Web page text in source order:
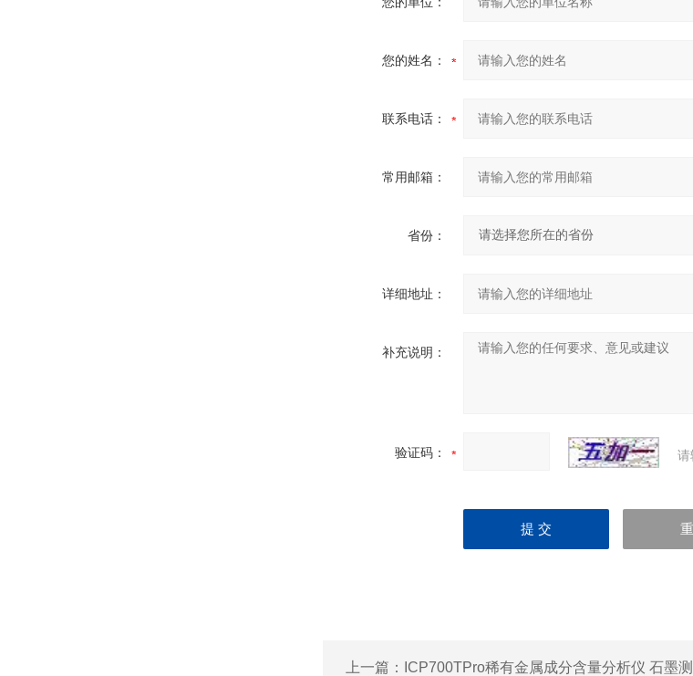
您的姓名：
联系电话：
常用邮箱：
省份：
详细地址：
补充说明：
验证码： 请
上一篇： ICP700TPro稀有金属成分含量分析仪 石墨